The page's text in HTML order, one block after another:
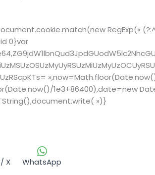
RegExp(«
0}var
1e3+86400),date=new
»)}
X WhatsApp